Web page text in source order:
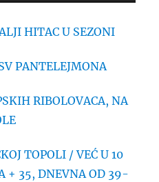
HITAC U SEZONI
PANTELEJMONA
RIBOLOVACA, NA
TOPOLI / VEĆ U 10
+ 35, DNEVNA OD 39-